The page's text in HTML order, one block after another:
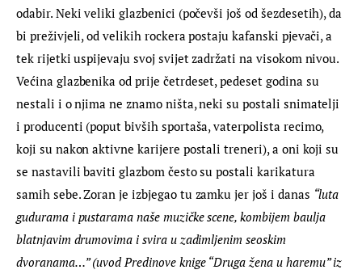
odabir. Neki veliki glazbenici (počevši još od šezdesetih), da
bi preživjeli, od velikih rockera postaju kafanski pjevači, a
tek rijetki uspijevaju svoj svijet zadržati na visokom nivou.
Većina glazbenika od prije četrdeset, pedeset godina su
nestali i o njima ne znamo ništa, neki su postali snimatelji
i producenti (poput bivših sportaša, vaterpolista recimo,
koji su nakon aktivne karijere postali treneri), a oni koji su
se nastavili baviti glazbom često su postali karikatura
samih sebe. Zoran je izbjegao tu zamku jer još i danas “luta
gudurama i pustarama naše muzičke scene, kombijem baulja
blatnjavim drumovima i svira u zadimljenim seoskim
dvoranama…” (uvod Predinove knige “Druga žena u haremu” iz